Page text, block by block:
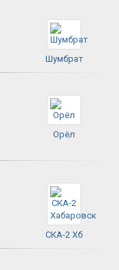
Шумбрат
Орёл
СКА-2 Хб